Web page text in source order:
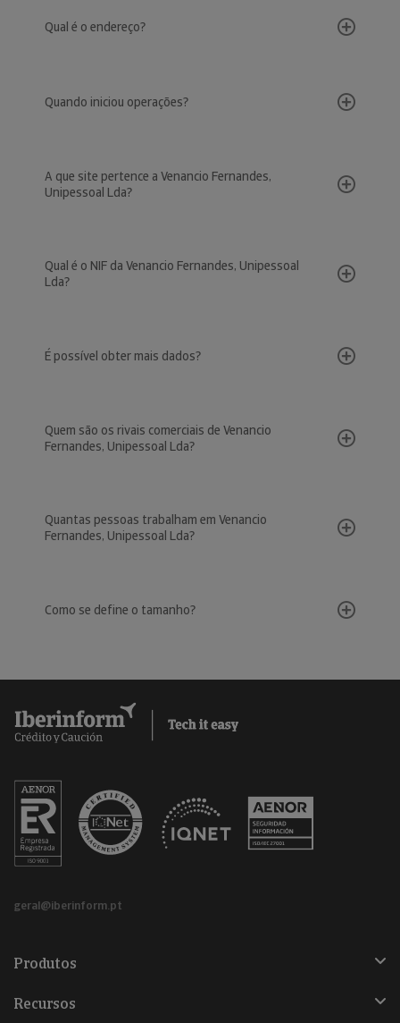
Qual é o endereço?
Quando iniciou operações?
A que site pertence a Venancio Fernandes,
Unipessoal Lda?
Qual é o NIF da Venancio Fernandes, Unipessoal
Lda?
É possível obter mais dados?
Quem são os rivais comerciais de Venancio
Fernandes, Unipessoal Lda?
Quantas pessoas trabalham em Venancio
Fernandes, Unipessoal Lda?
Como se define o tamanho?
geral@iberinform.pt
Produtos
Recursos